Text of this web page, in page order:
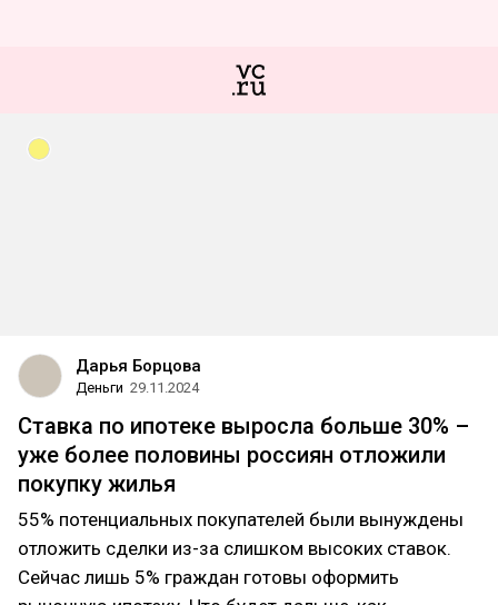
Дарья Борцова
Деньги 29.11.2024
Ставка по ипотеке выросла больше 30% –
уже более половины россиян отложили
покупку жилья
55% потенциальных покупателей были вынуждены
отложить сделки из-за слишком высоких ставок.
Сейчас лишь 5% граждан готовы оформить